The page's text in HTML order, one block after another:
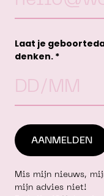
Laat je
denken. *
Mis mijn nieuws,
mijn advies niet!